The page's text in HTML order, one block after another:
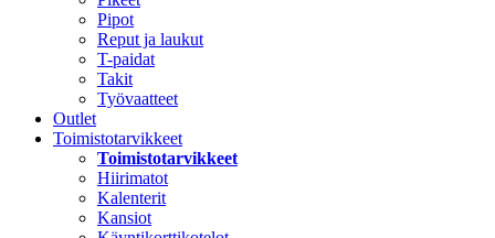
Pipot
Reput ja laukut
T-paidat
Takit
Työvaatteet
Outlet
Toimistotarvikkeet
Toimistotarvikkeet
Hiirimatot
Kalenterit
Kansiot